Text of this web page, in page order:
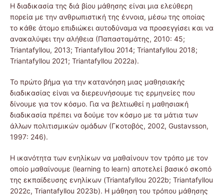
Η διαδικασία της διά βίου μάθησης είναι μια ελεύθερη
πορεία με την ανθρωπιστική της έννοια, μέσω της οποίας
το κάθε άτομο επιδιώκει αυτοδύναμα να προσεγγίσει και να
ανακαλύψει την αλήθεια (Παπασταμάτης, 2010: 45;
Triantafyllou, 2013; Triantafyllou 2014; Triantafyllou 2018;
Triantafyllou 2021; Triantafyllou 2022a).
Το πρώτο βήμα για την κατανόηση μιας μαθησιακής
διαδικασίας είναι να διερευνήσουμε τις ερμηνείες που
δίνουμε για τον κόσμο. Για να βελτιωθεί η μαθησιακή
διαδικασία πρέπει να δούμε τον κόσμο με τα μάτια των
άλλων πολιτισμικών ομάδων (Γκοτοβός, 2002, Gustavsson,
1997: 246).
Η ικανότητα των ενηλίκων να μαθαίνουν τον τρόπο με τον
οποίο μαθαίνουμε (learning to learn) αποτελεί βασικό σκοπό
της εκπαίδευσης ενηλίκων (Triantafyllou 2022b; Triantafyllou
2022c, Triantafyllou 2023b). Η μάθηση του τρόπου μάθησης